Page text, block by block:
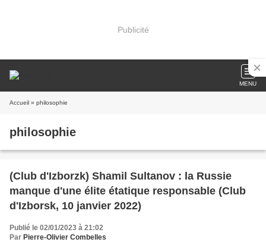
Publicité
MENU
Accueil » philosophie
philosophie
(Club d'Izborzk) Shamil Sultanov : la Russie
manque d'une élite étatique responsable (Club
d'Izborsk, 10 janvier 2022)
Publié le 02/01/2023 à 21:02
Par Pierre-Olivier Combelles